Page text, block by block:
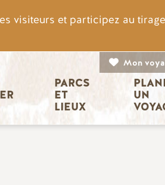
visiteurs et participez au
Mon
PARCS
ET
LIEUX
UN